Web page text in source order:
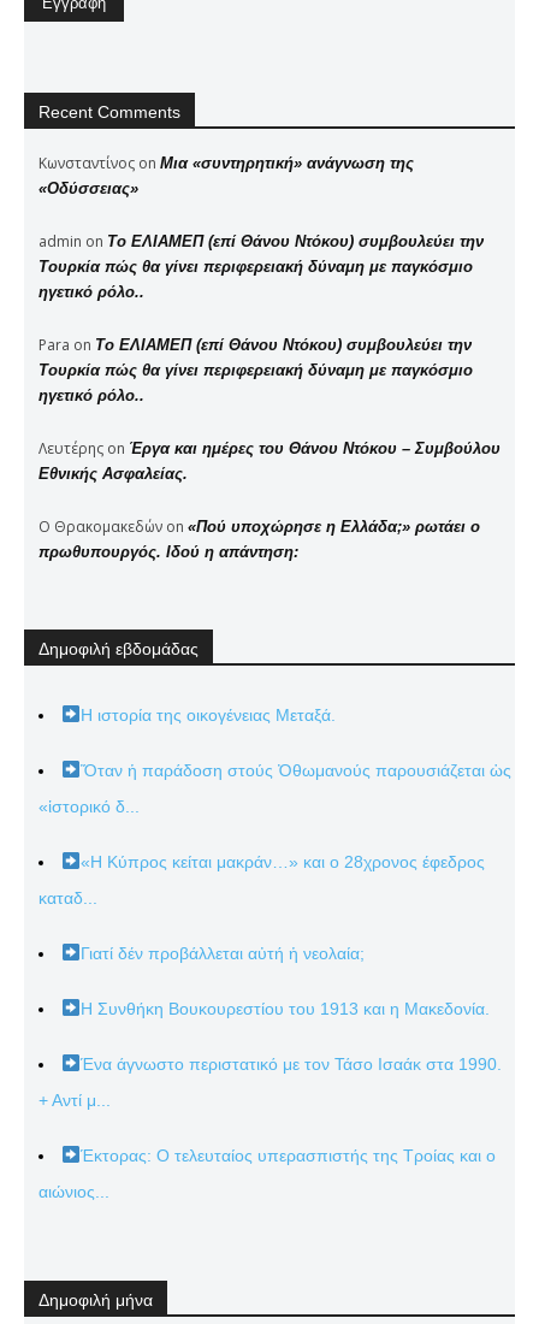
Recent Comments
Κωνσταντίνος on Μια «συντηρητική» ανάγνωση της
«Οδύσσειας»
admin on Το ΕΛΙΑΜΕΠ (επί Θάνου Ντόκου) συμβουλεύει την
Τουρκία πώς θα γίνει περιφερειακή δύναμη με παγκόσμιο
ηγετικό ρόλο..
Para on Το ΕΛΙΑΜΕΠ (επί Θάνου Ντόκου) συμβουλεύει την
Τουρκία πώς θα γίνει περιφερειακή δύναμη με παγκόσμιο
ηγετικό ρόλο..
Λευτέρης on Έργα και ημέρες του Θάνου Ντόκου – Συμβούλου
Εθνικής Ασφαλείας.
Ο Θρακομακεδών on «Πού υποχώρησε η Ελλάδα;» ρωτάει ο
πρωθυπουργός. Ιδού η απάντηση:
Δημοφιλή εβδομάδας
Η ιστορία της οικογένειας Μεταξά.
Ὅταν ἡ παράδοση στούς Ὀθωμανούς παρουσιάζεται ὡς
«ἱστορικό δ...
«Η Κύπρος κείται μακράν…» και ο 28χρονος έφεδρος
καταδ...
Γιατί δέν προβάλλεται αὐτή ἡ νεολαία;
Η Συνθήκη Βουκουρεστίου του 1913 και η Μακεδονία.
Ένα άγνωστο περιστατικό με τον Τάσο Ισαάκ στα 1990.
+ Αντί μ...
Έκτορας: Ο τελευταίος υπερασπιστής της Τροίας και ο
αιώνιος...
Δημοφιλή μήνα